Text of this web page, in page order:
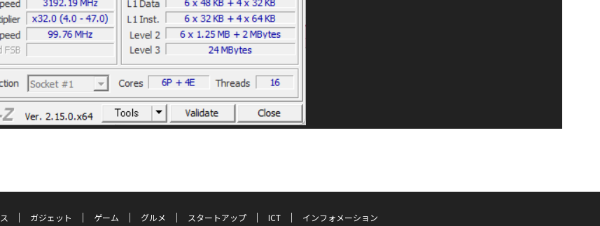
ガジェット ゲーム グルメ スタートアップ ICT インフォメーション